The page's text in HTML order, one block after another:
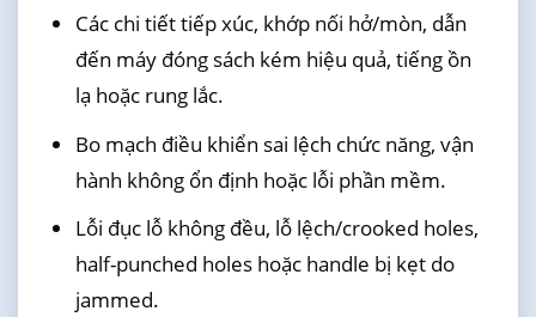
Các chi tiết tiếp xúc, khớp nối hở/mòn, dẫn
đến máy đóng sách kém hiệu quả, tiếng ồn
lạ hoặc rung lắc.
Bo mạch điều khiển sai lệch chức năng, vận
hành không ổn định hoặc lỗi phần mềm.
Lỗi đục lỗ không đều, lỗ lệch/crooked holes,
half-punched holes hoặc handle bị kẹt do
jammed.